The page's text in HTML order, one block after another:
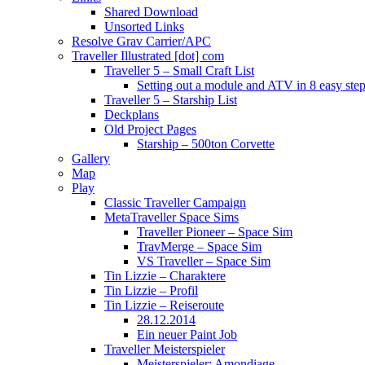
Shared Download
Unsorted Links
Resolve Grav Carrier/APC
Traveller Illustrated [dot] com
Traveller 5 – Small Craft List
Setting out a module and ATV in 8 easy
Traveller 5 – Starship List
Deckplans
Old Project Pages
Starship – 500ton Corvette
Gallery
Map
Play
Classic Traveller Campaign
MetaTraveller Space Sims
Traveller Pioneer – Space Sim
TravMerge – Space Sim
VS Traveller – Space Sim
Tin Lizzie – Charaktere
Tin Lizzie – Profil
Tin Lizzie – Reiseroute
28.12.2014
Ein neuer Paint Job
Traveller Meisterspieler